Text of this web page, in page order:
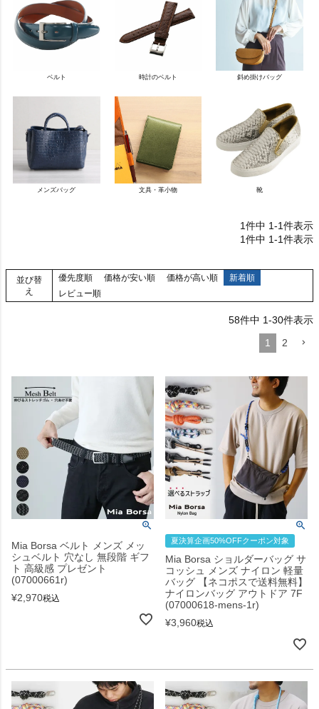
ベルト 時計のベルト 斜め掛けバッグ
メンズバッグ 文具・革小物 靴
1件中 1-1件表示
1件中 1-1件表示
並び替
え
優先度順 価格が安い順 価格が高い順
新着順
レビュー順
58件中 1-30件表示
1
2
Mia Borsa ベルト メンズ メッ
シュベルト 穴なし 無段階 ギフ
ト 高級感 プレゼント
(07000661r)
¥2,970税込
夏決算企画50%OFFクーポン対象
Mia Borsa ショルダーバッグ サ
コッシュ メンズ ナイロン 軽量
バッグ 【ネコポスで送料無料】
ナイロンバッグ アウトドア 7F
(07000618-mens-1r)
¥3,960税込